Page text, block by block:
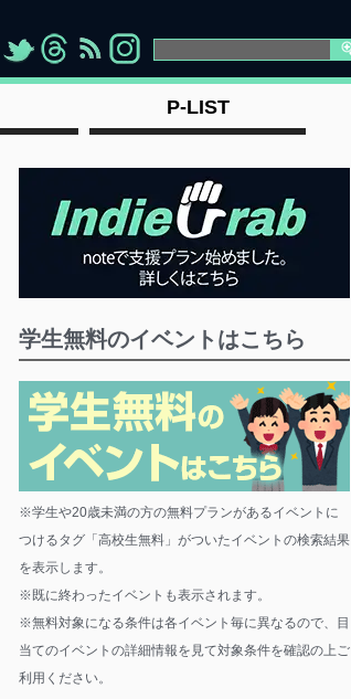
"> "> "> " >
P-LIST
学生無料のイベントはこちら
※学生や20歳未満の方の無料プランがあるイベントに
つけるタグ「高校生無料」がついたイベントの検索結果
を表示します。
※既に終わったイベントも表示されます。
※無料対象になる条件は各イベント毎に異なるので、目
当てのイベントの詳細情報を見て対象条件を確認の上ご
利用ください。